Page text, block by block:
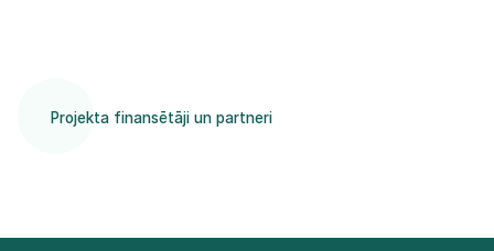
Projekta finansētāji un partneri